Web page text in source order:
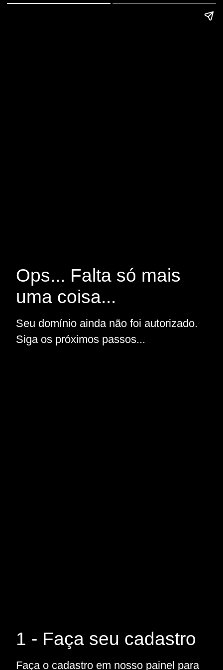
Ops... Falta só mais
uma coisa...
Seu domínio ainda não foi autorizado.
Siga os próximos passos...
1 - Faça seu cadastro
Faça o cadastro em nosso painel para